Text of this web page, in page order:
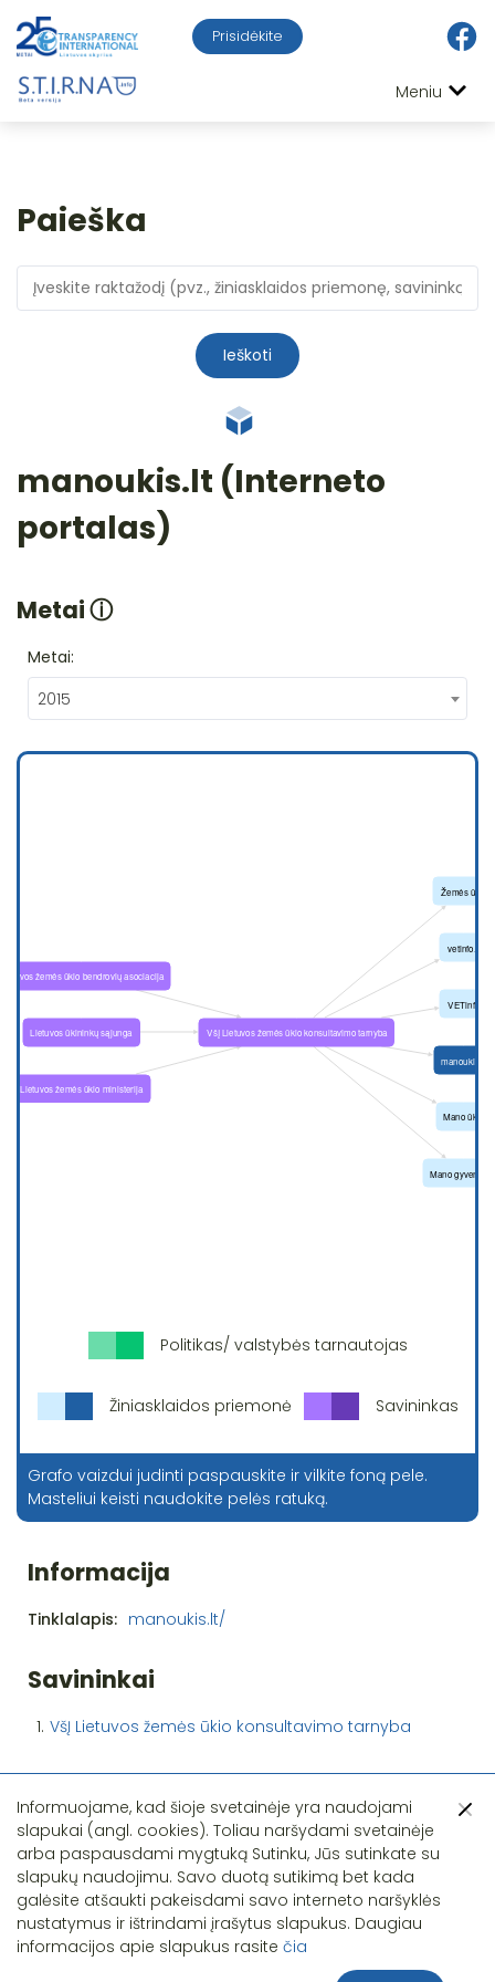
Prisidėkite
Meniu
Paieška
Ieškoti
manoukis.lt (Interneto
portalas)
Metaiⓘ
Metai:
2015
Politikas/ valstybės tarnautojas
Žiniasklaidos priemonė Savininkas
Grafo vaizdui judinti paspauskite ir vilkite foną pele.
Masteliui keisti naudokite pelės ratuką.
Informacija
Tinklalapis: manoukis.lt/
Savininkai
1. VšĮ Lietuvos žemės ūkio konsultavimo tarnyba
Pastebėjote klaidą?
Informuojame, kad šioje svetainėje yra naudojami
slapukai (angl. cookies). Toliau naršydami svetainėje
arba paspausdami mygtuką Sutinku, Jūs sutinkate su
slapukų naudojimu. Savo duotą sutikimą bet kada
galėsite atšaukti pakeisdami savo interneto naršyklės
nustatymus ir ištrindami įrašytus slapukus. Daugiau
informacijos apie slapukus rasite čia